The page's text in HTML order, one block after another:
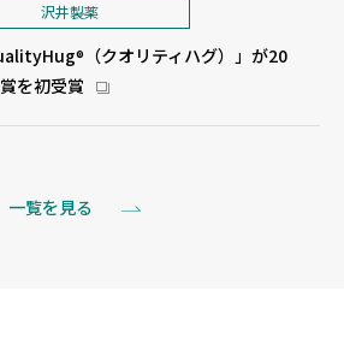
沢井製薬
® （クオリティハグ）」が20
を初受賞 新しいウィンドウで開きます
一覧を見る